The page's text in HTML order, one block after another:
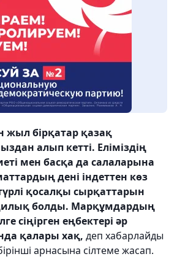
жыл бірқатар қазақ
алып кетті. Еліміздің
мен басқа да салаларына
дені індеттен көз
қосалқы сырқаттарын
болды. Марқұмдардың
сіңірген еңбектері әр
қалары хақ, деп хабарлайды
арнасына сілтеме жасап.